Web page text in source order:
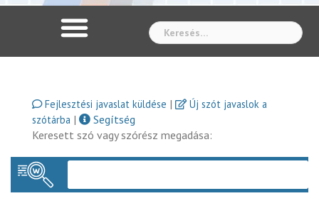
Fejlesztési javaslat küldése |
Új szót javaslok a
szótárba |
Segítség
Keresett szó vagy szórész megadása: